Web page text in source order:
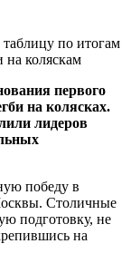
первого
на колясках.
лидеров
победу в
Столичные
подготовку, не
на